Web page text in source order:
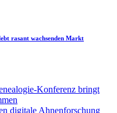
rasant wachsenden Markt
Konferenz bringt
digitale Ahnenforschung